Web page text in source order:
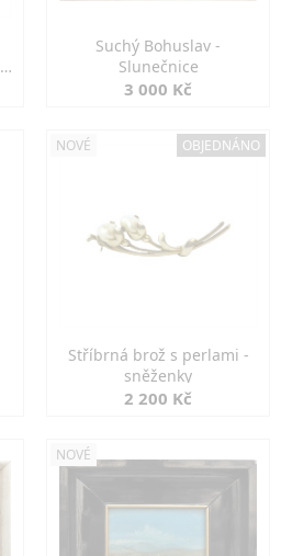
Suchý Bohuslav -
Slunečnice
3 000 Kč
NOVÉ OBJEDNÁNO
Stříbrná brož s perlami -
sněženky
2 200 Kč
NOVÉ